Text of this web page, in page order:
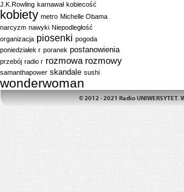
J.K.Rowling karnawał kobiecość
kobiety metro Michelle Obama
narcyzm nawyki Niepodległość
organizacja piosenki pogoda
poniedziałek r poranek postanowienia
przebój radio r rozmowa rozmowy
samanthapower skandale sushi
wonderwoman
© 2012 - 2021 Radio